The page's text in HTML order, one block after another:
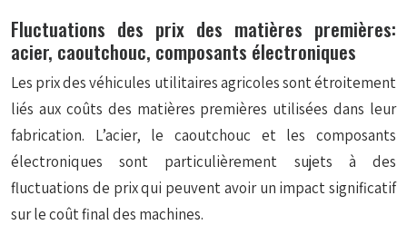
Fluctuations des prix des matières premières:
acier, caoutchouc, composants électroniques
Les prix des véhicules utilitaires agricoles sont étroitement
liés aux coûts des matières premières utilisées dans leur
fabrication. L’acier, le caoutchouc et les composants
électroniques sont particulièrement sujets à des
fluctuations de prix qui peuvent avoir un impact significatif
sur le coût final des machines.